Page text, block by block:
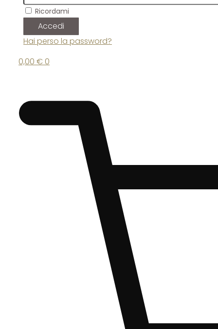
Ricordami
Accedi
Hai perso la password?
0,00 €0